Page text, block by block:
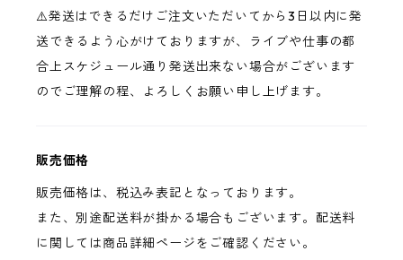
⚠️発送はできるだけご注文いただいてから3日以内に発
送できるよう心がけておりますが、ライブや仕事の都
合上スケジュール通り発送出来ない場合がございます
のでご理解の程、よろしくお願い申し上げます。
販売価格
販売価格は、税込み表記となっております。
また、別途配送料が掛かる場合もございます。配送料
に関しては商品詳細ページをご確認ください。